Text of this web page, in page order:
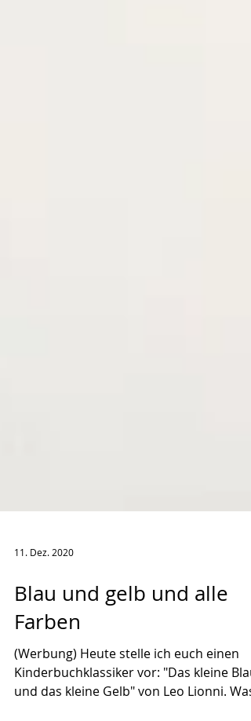
11. Dez. 2020
Blau und gelb und alle
Farben
(Werbung) Heute stelle ich euch einen